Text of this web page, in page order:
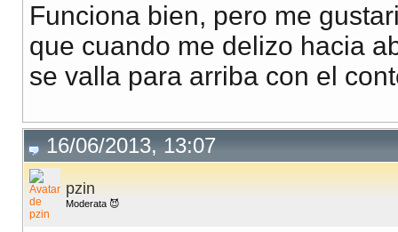
Funciona bien, pero me
que cuando me delizo hacia
se valla para arriba con el
16/06/2013, 13:07
pzin
Moderata 😈